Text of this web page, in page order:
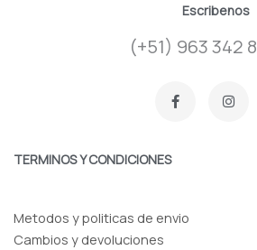
Escribenos
(+51) 963 342
a
c
n
TERMINOS Y CONDICIONES
Metodos y politicas de envio
Cambios y devoluciones